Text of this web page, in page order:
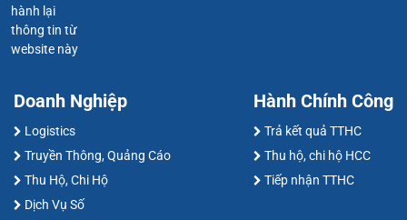
hành lại
thông tin từ
website này
Doanh Nghiệp
Logistics
Truyền Thông, Quảng Cáo
Thu Hộ, Chi Hộ
Dịch Vụ Số
Hành Chính Công
Trả kết quả TTHC
Thu hộ, chi hộ HCC
Tiếp nhận TTHC